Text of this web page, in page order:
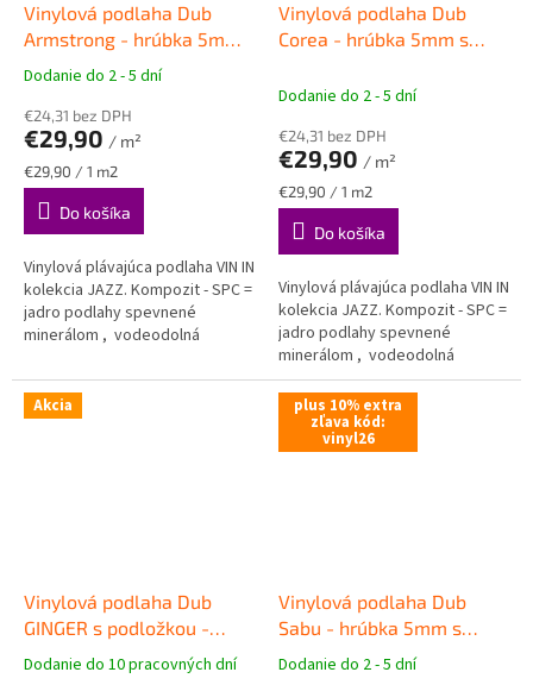
Vinylová podlaha Dub
Armstrong - hrúbka 5mm
s podložkouVINYLOVÉ
Priemerné
produktu
je
5,0
z
hviezdičiek.
Dodanie do 2 - 5 dní
€24,31 bez DPH
€29,90 / m²
Jednotková
cena:
€29,90 / 1 m2
Do košíka
Vinylová plávajúca podlaha VIN IN
kolekcia JAZZ. Kompozit - SPC =
jadro podlahy spevnené
minerálom , vodeodolná
pod podlahu. Rozmer...
Vinylová podlaha Dub
Corea - hrúbka 5mm s
CLICKOVÉ PODLAHY VIN IN
Dodanie do 2 - 5 dní
€24,31 bez DPH
€29,90 / m²
Jednotková
cena:
€29,90 / 1 m2
Do košíka
Vinylová plávajúca podlaha VIN IN
kolekcia JAZZ. Kompozit - SPC =
jadro podlahy spevnené
minerálom , vodeodolná
podlaha . Intergrovaná podložka
pod podlahu. Rozmer...
Akcia
Vinylová podlaha Dub
GINGER s podložkou -
AC6/34, hrúbka 6 mm,
Priemerné
Dodanie do 10 pracovných dní
plus 10% extra
zľava kód:
vinyl26
Vinylová podlaha Dub
Sabu - hrúbka 5mm s
podložkou
VINYLOVÉ
Priemerné
Dodanie do 2 - 5 dní